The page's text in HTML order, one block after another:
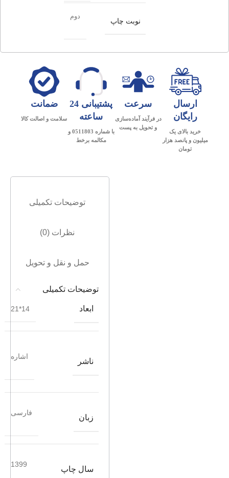
نوبت چاپ
دوم
ارسال
رایگان
خرید بالای یک
میلیون و پانصد هزار
تومان
سرعت
در فرآیند آماده‌سازی
و تحویل به پست
پشتیبانی 24
ساعته
با شماره 0511803 و
مکالمه برخط
ضمانت
سلامت و اصالت کالا
توضیحات تکمیلی
نظرات (0)
حمل و نقل و تحویل
توضیحات تکمیلی
ابعاد 14*21
ناشر
اشاره
زبان
فارسی
سال چاپ
1399